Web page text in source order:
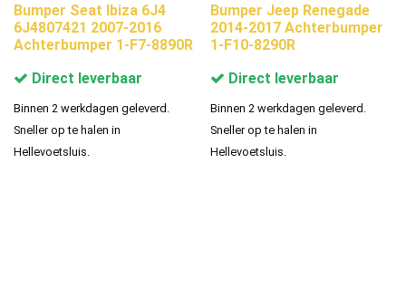
Bumper Seat Ibiza 6J4
6J4807421 2007-2016
Achterbumper 1-F7-8890R
Direct leverbaar
Binnen 2 werkdagen geleverd.
Sneller op te halen in
Hellevoetsluis.
Bumper Jeep Renegade
2014-2017 Achterbumper
1-F10-8290R
Direct leverbaar
Binnen 2 werkdagen geleverd.
Sneller op te halen in
Hellevoetsluis.